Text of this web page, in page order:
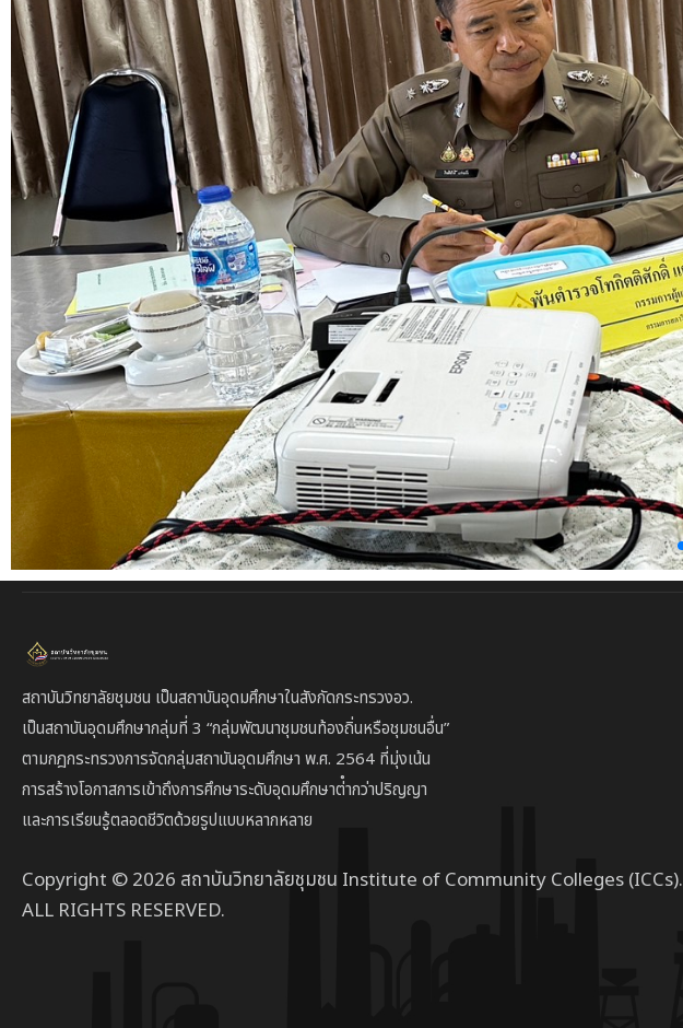
สถาบันวิทยาลัยชุมชน เป็นสถาบันอุดมศึกษาในสังกัดกระทรวงอว.
เป็นสถาบันอุดมศึกษากลุ่มที่ 3 “กลุ่มพัฒนาชุมชนท้องถิ่นหรือชุมชนอื่น”
ตามกฎกระทรวงการจัดกลุ่มสถาบันอุดมศึกษา พ.ศ. 2564 ที่มุ่งเน้น
การสร้างโอกาสการเข้าถึงการศึกษาระดับอุดมศึกษาต่ํากว่าปริญญา
และการเรียนรู้ตลอดชีวิตด้วยรูปแบบหลากหลาย
Copyright © 2026 สถาบันวิทยาลัยชุมชน Institute of Community Colleges (ICCs).
ALL RIGHTS RESERVED.